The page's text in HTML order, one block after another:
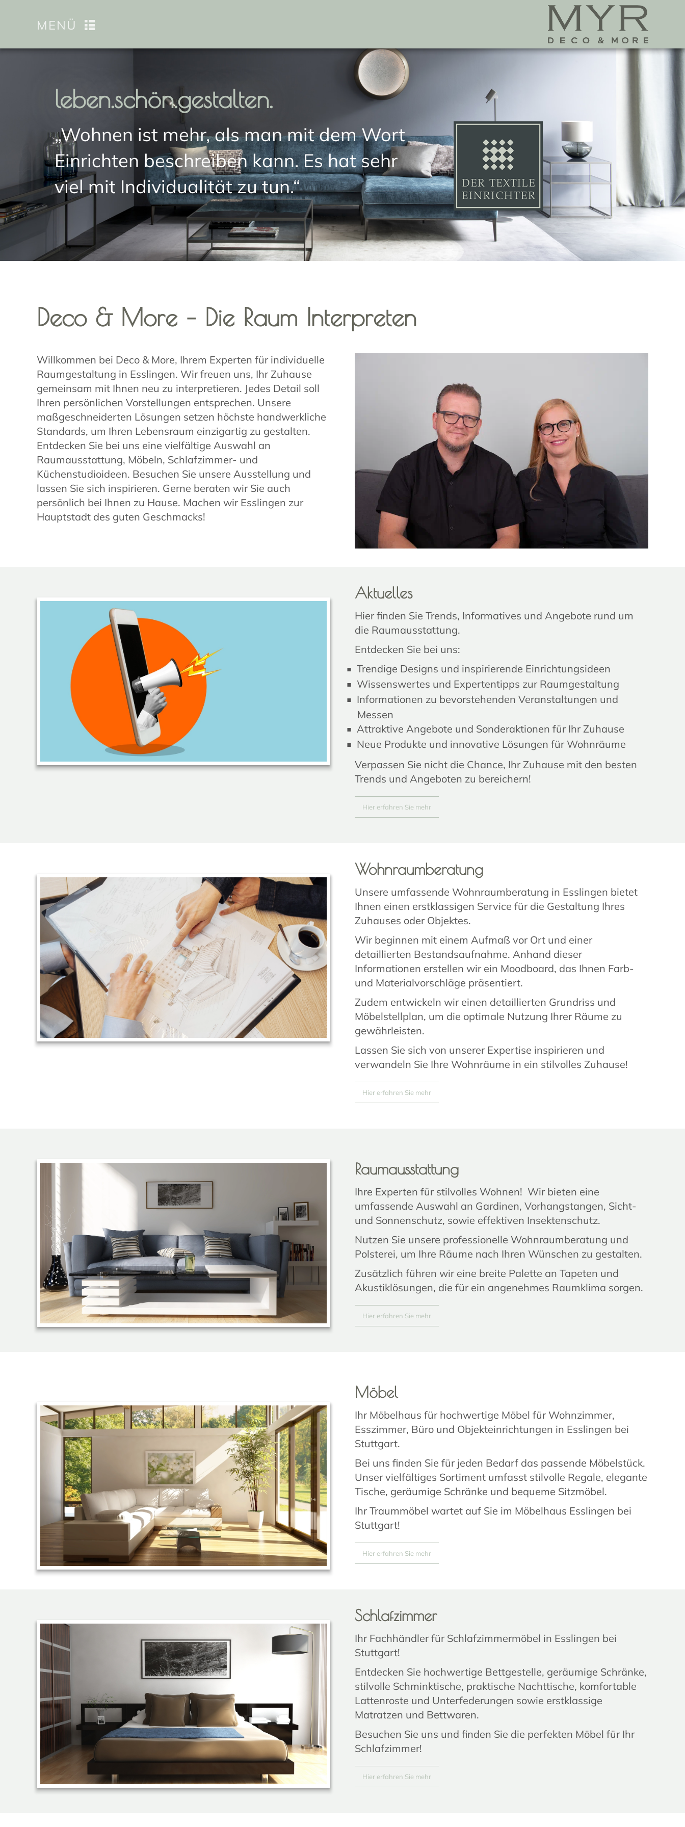
MENÜ
leben.schön.gestalten.
„Wohnen ist mehr, als man mit dem Wort
Einrichten beschreiben kann. Es hat sehr
viel mit Individualität zu tun.“
Deco & More – Die Raum Interpreten
Willkommen bei Deco & More, Ihrem Experten für individuelle
Raumgestaltung in Esslingen. Wir freuen uns, Ihr Zuhause
gemeinsam mit Ihnen neu zu interpretieren. Jedes Detail soll
Ihren persönlichen Vorstellungen entsprechen. Unsere
maßgeschneiderten Lösungen setzen höchste handwerkliche
Standards, um Ihren Lebensraum einzigartig zu gestalten.
Entdecken Sie bei uns eine vielfältige Auswahl an
Raumausstattung, Möbeln, Schlafzimmer- und
Küchenstudioideen. Besuchen Sie unsere Ausstellung und
lassen Sie sich inspirieren. Gerne beraten wir Sie auch
persönlich bei Ihnen zu Hause. Machen wir Esslingen zur
Hauptstadt des guten Geschmacks!
Aktuelles
Hier finden Sie Trends, Informatives und Angebote rund um
die Raumausstattung.
Entdecken Sie bei uns:
Trendige Designs und inspirierende Einrichtungsideen
Wissenswertes und Expertentipps zur Raumgestaltung
Informationen zu bevorstehenden Veranstaltungen und
Messen
Attraktive Angebote und Sonderaktionen für Ihr Zuhause
Neue Produkte und innovative Lösungen für Wohnräume
Verpassen Sie nicht die Chance, Ihr Zuhause mit den besten
Trends und Angeboten zu bereichern!
Hier erfahren Sie mehr
Wohnraumberatung
Unsere umfassende Wohnraumberatung in Esslingen bietet
Ihnen einen erstklassigen Service für die Gestaltung Ihres
Zuhauses oder Objektes.
Wir beginnen mit einem Aufmaß vor Ort und einer
detaillierten Bestandsaufnahme. Anhand dieser
Informationen erstellen wir ein Moodboard, das Ihnen Farb-
und Materialvorschläge präsentiert.
Zudem entwickeln wir einen detaillierten Grundriss und
Möbelstellplan, um die optimale Nutzung Ihrer Räume zu
gewährleisten.
Lassen Sie sich von unserer Expertise inspirieren und
verwandeln Sie Ihre Wohnräume in ein stilvolles Zuhause!
Hier erfahren Sie mehr
Raumausstattung
Ihre Experten für stilvolles Wohnen! Wir bieten eine
umfassende Auswahl an Gardinen, Vorhangstangen, Sicht-
und Sonnenschutz, sowie effektiven Insektenschutz.
Nutzen Sie unsere professionelle Wohnraumberatung und
Polsterei, um Ihre Räume nach Ihren Wünschen zu gestalten.
Zusätzlich führen wir eine breite Palette an Tapeten und
Akustiklösungen, die für ein angenehmes Raumklima sorgen.
Hier erfahren Sie mehr
Möbel
Ihr Möbelhaus für hochwertige Möbel für Wohnzimmer,
Esszimmer, Büro und Objekteinrichtungen in Esslingen bei
Stuttgart.
Bei uns finden Sie für jeden Bedarf das passende Möbelstück.
Unser vielfältiges Sortiment umfasst stilvolle Regale, elegante
Tische, geräumige Schränke und bequeme Sitzmöbel.
Ihr Traummöbel wartet auf Sie im Möbelhaus Esslingen bei
Stuttgart!
Hier erfahren Sie mehr
Schlafzimmer
Ihr Fachhändler für Schlafzimmermöbel in Esslingen bei
Stuttgart!
Entdecken Sie hochwertige Bettgestelle, geräumige Schränke,
stilvolle Schminktische, praktische Nachttische, komfortable
Lattenroste und Unterfederungen sowie erstklassige
Matratzen und Bettwaren.
Besuchen Sie uns und finden Sie die perfekten Möbel für Ihr
Schlafzimmer!
Hier erfahren Sie mehr